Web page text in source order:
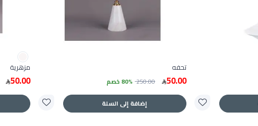
تحفه
50.00
250.00 80% خصم
إضافة إلى السلة
مزهرية
50.00